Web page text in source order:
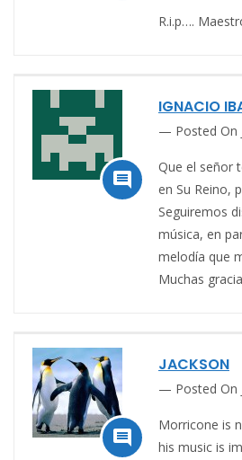
R.i.p….

IGNACIO
Posted On
Que el señor
en Su Reino,
Seguiremos
música, en
melodía que
Muchas

JACKSON
Posted On
Morricone is
his music is